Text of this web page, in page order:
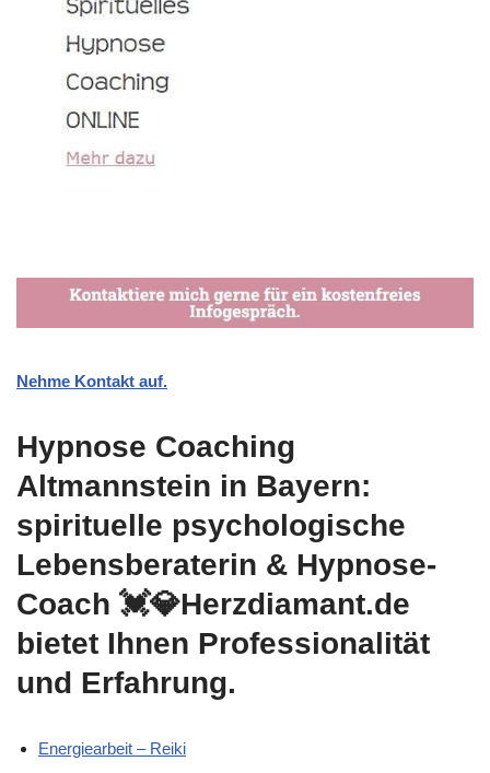
Nehme Kontakt auf.
Hypnose Coaching
Altmannstein in Bayern:
spirituelle psychologische
Lebensberaterin & Hypnose-
Coach 💓️💎Herzdiamant.de
bietet Ihnen Professionalität
und Erfahrung.
Energiearbeit – Reiki